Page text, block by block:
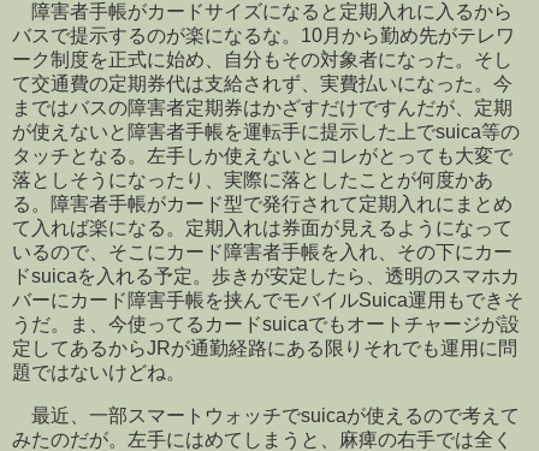
障害者手帳がカードサイズになると定期入れに入るから
バスで提示するのが楽になるな。10月から勤め先がテレワ
ーク制度を正式に始め、自分もその対象者になった。そし
て交通費の定期券代は支給されず、実費払いになった。今
まではバスの障害者定期券はかざすだけですんだが、定期
が使えないと障害者手帳を運転手に提示した上でsuica等の
タッチとなる。左手しか使えないとコレがとっても大変で
落としそうになったり、実際に落としたことが何度かあ
る。障害者手帳がカード型で発行されて定期入れにまとめ
て入れば楽になる。定期入れは券面が見えるようになって
いるので、そこにカード障害者手帳を入れ、その下にカー
ドsuicaを入れる予定。歩きが安定したら、透明のスマホカ
バーにカード障害手帳を挟んでモバイルSuica運用もできそ
うだ。ま、今使ってるカードsuicaでもオートチャージが設
定してあるからJRが通勤経路にある限りそれでも運用に問
題ではないけどね。
最近、一部スマートウォッチでsuicaが使えるので考えて
みたのだが。左手にはめてしまうと、麻痺の右手では全く